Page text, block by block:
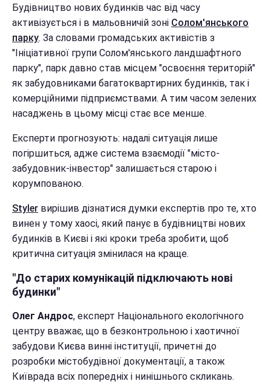
Будівництво нових будинків час від часу
активізується і в мальовничій зоні Солом'янського
парку. За словами громадських активістів з
"Ініціативної групи Солом'янського ландшафтного
парку", парк давно став місцем "освоєння територій"
як забудовниками багатоквартирних будинків, так і
комерційними підприємствами. А тим часом зелених
насаджень в цьому місці стає все менше.
Експерти прогнозують: надалі ситуація лише
погіршиться, адже система взаємодії "місто-
забудовник-інвестор" залишається старою і
корумпованою.
Styler вирішив дізнатися думки експертів про те, хто
винен у тому хаосі, який панує в будівництві нових
будинків в Києві і які кроки треба зробити, щоб
критична ситуація змінилася на краще.
"До старих комунікацій підключають нові
будинки"
Олег Андрос, експерт Національного екологічного
центру вважає, що в безконтрольною і хаотичної
забудови Києва винні інституції, причетні до
розробки містобудівної документації, а також
Київрада всіх попередніх і нинішнього скликань.